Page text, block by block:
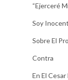
“Ejerceré
Soy
Sobre El
Contra
En El